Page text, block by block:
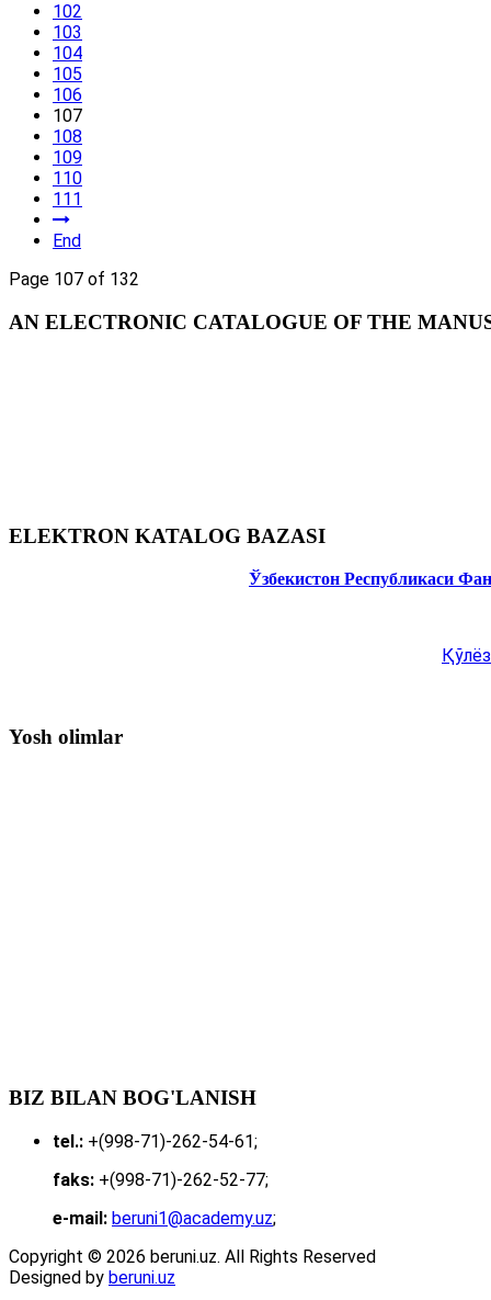
102
103
104
105
106
107
108
109
110
111
End
Page 107 of 132
AN ELECTRONIC CATALOGUE OF THE
ELEKTRON KATALOG BAZASI
Ўзбекистон Республикаси
Yosh olimlar
BIZ BILAN BOG'LANISH
tel.: +(998-71)-262-54-61;
faks: +(998-71)-262-52-77;
e-mail: beruni1@academy.uz;
Copyright © 2026 beruni.uz. All Rights Reserved
Designed by beruni.uz